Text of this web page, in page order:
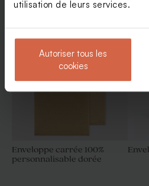
utilisation de leurs services.
Autoriser tous les
cookies
Enveloppes
Enveloppe carrée 100%
personnalisable dorée